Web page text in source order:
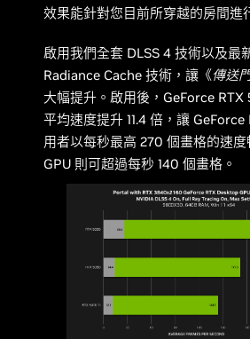
效果能針對您目前所穿越的房間進
啟用我們全套 DLSS 4 技術以及最
Radiance Cache 技術，讓《傳送
大幅提升。啟用後，GeForce RTX
平均速度提升 11.4 倍，讓
用者以每秒最高 270 個畫格的速
GPU 則可超過每秒 140 個畫格。